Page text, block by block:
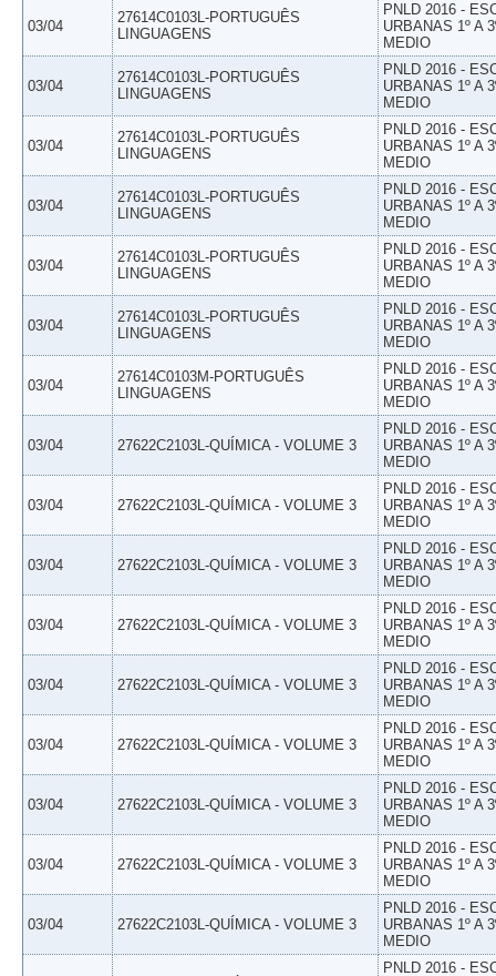
03/04
27614C0103L-PORTUGUÊS
LINGUAGENS
PNLD 2016 -
URBANAS 1º A
MEDIO
03/04
27614C0103L-PORTUGUÊS
LINGUAGENS
PNLD 2016 -
URBANAS 1º A
MEDIO
03/04
27614C0103L-PORTUGUÊS
LINGUAGENS
PNLD 2016 -
URBANAS 1º A
MEDIO
03/04
27614C0103L-PORTUGUÊS
LINGUAGENS
PNLD 2016 -
URBANAS 1º A
MEDIO
03/04
27614C0103L-PORTUGUÊS
LINGUAGENS
PNLD 2016 -
URBANAS 1º A
MEDIO
03/04
27614C0103L-PORTUGUÊS
LINGUAGENS
PNLD 2016 -
URBANAS 1º A
MEDIO
03/04
27614C0103M-PORTUGUÊS
LINGUAGENS
PNLD 2016 -
URBANAS 1º A
MEDIO
03/04 27622C2103L-QUÍMICA - VOLUME 3
PNLD 2016 -
URBANAS 1º A
MEDIO
03/04 27622C2103L-QUÍMICA - VOLUME 3
PNLD 2016 -
URBANAS 1º A
MEDIO
03/04 27622C2103L-QUÍMICA - VOLUME 3
PNLD 2016 -
URBANAS 1º A
MEDIO
03/04 27622C2103L-QUÍMICA - VOLUME 3
PNLD 2016 -
URBANAS 1º A
MEDIO
03/04 27622C2103L-QUÍMICA - VOLUME 3
PNLD 2016 -
URBANAS 1º A
MEDIO
03/04 27622C2103L-QUÍMICA - VOLUME 3
PNLD 2016 -
URBANAS 1º A
MEDIO
03/04 27622C2103L-QUÍMICA - VOLUME 3
PNLD 2016 -
URBANAS 1º A
MEDIO
03/04 27622C2103L-QUÍMICA - VOLUME 3
PNLD 2016 -
URBANAS 1º A
MEDIO
03/04 27622C2103L-QUÍMICA - VOLUME 3
PNLD 2016 -
URBANAS 1º A
MEDIO
PNLD 2016 -